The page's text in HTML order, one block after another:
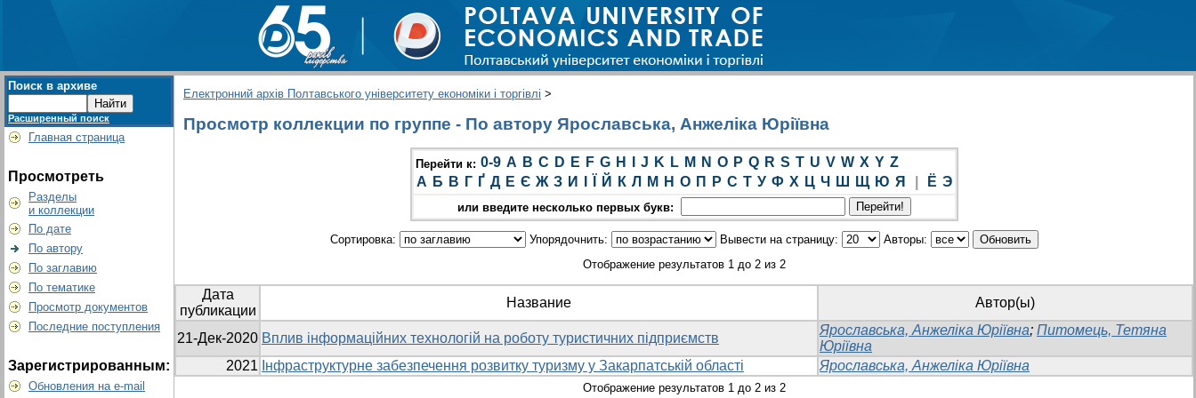
Поиск в архиве
Расширенный поиск
Главная страница
Просмотреть
Разделы
и коллекции
По дате
По автору
По заглавию
По тематике
Просмотр документов
Последние поступления
Зарегистрированным:
Обновления на e-mail
Електронний архів Полтавського університету економіки і торгівлі >
Просмотр коллекции по группе - По автору Ярославська, Анжеліка Юріївна
Перейти к: 0-9 A B C D E F G H J K L M N O P Q R S T U V W X Y Z
А Б В Г Ґ Д Е Є Ж З И Й К Л М Н О П Р С Т У Ф Х Ц Ч Ш Щ Ю Я Ё Э
или введите несколько первых букв:
Сортировка: Упорядочнить: Вывести на страницу:
Авторы:
Отображение результатов 1 до 2 из 2
Дата
публикации
Название Автор(ы)
21-Дек-2020 Вплив інформаційних технологій на роботу туристичних підприємств
Ярославська, Анжеліка Юріївна; Питомець, Тетяна
Юріївна
2021 Інфраструктурне забезпечення розвитку туризму у Закарпатській області Ярославська, Анжеліка Юріївна
Отображение результатов 1 до 2 из 2